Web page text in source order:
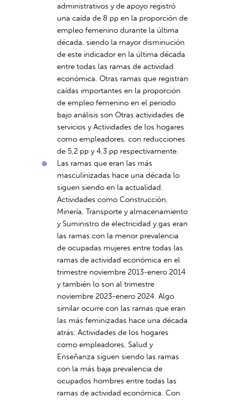
administrativos y de apoyo registró
una caída de 8 pp en la proporción de
empleo femenino durante la última
década, siendo la mayor disminución
de este indicador en la última década
entre todas las ramas de actividad
económica. Otras ramas que registran
caídas importantes en la proporción
de empleo femenino en el periodo
bajo análisis son Otras actividades de
servicios y Actividades de los hogares
como empleadores, con reducciones
de 5,2 pp y 4,3 pp respectivamente.
Las ramas que eran las más
masculinizadas hace una década lo
siguen siendo en la actualidad.
Actividades como Construcción,
Minería, Transporte y almacenamiento
y Suministro de electricidad y gas eran
las ramas con la menor prevalencia
de ocupadas mujeres entre todas las
ramas de actividad económica en el
trimestre noviembre 2013-enero 2014
y también lo son al trimestre
noviembre 2023-enero 2024. Algo
similar ocurre con las ramas que eran
las más feminizadas hace una década
atrás: Actividades de los hogares
como empleadores, Salud y
Enseñanza siguen siendo las ramas
con la más baja prevalencia de
ocupados hombres entre todas las
ramas de actividad económica. Con